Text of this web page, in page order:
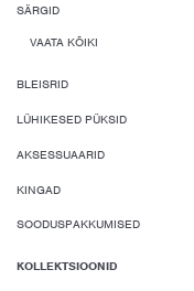
SÄRGID
VAATA KÕIKI
BLEISRID
LÜHIKESED PÜKSID
AKSESSUAARID
KINGAD
SOODUSPAKKUMISED
KOLLEKTSIOONID